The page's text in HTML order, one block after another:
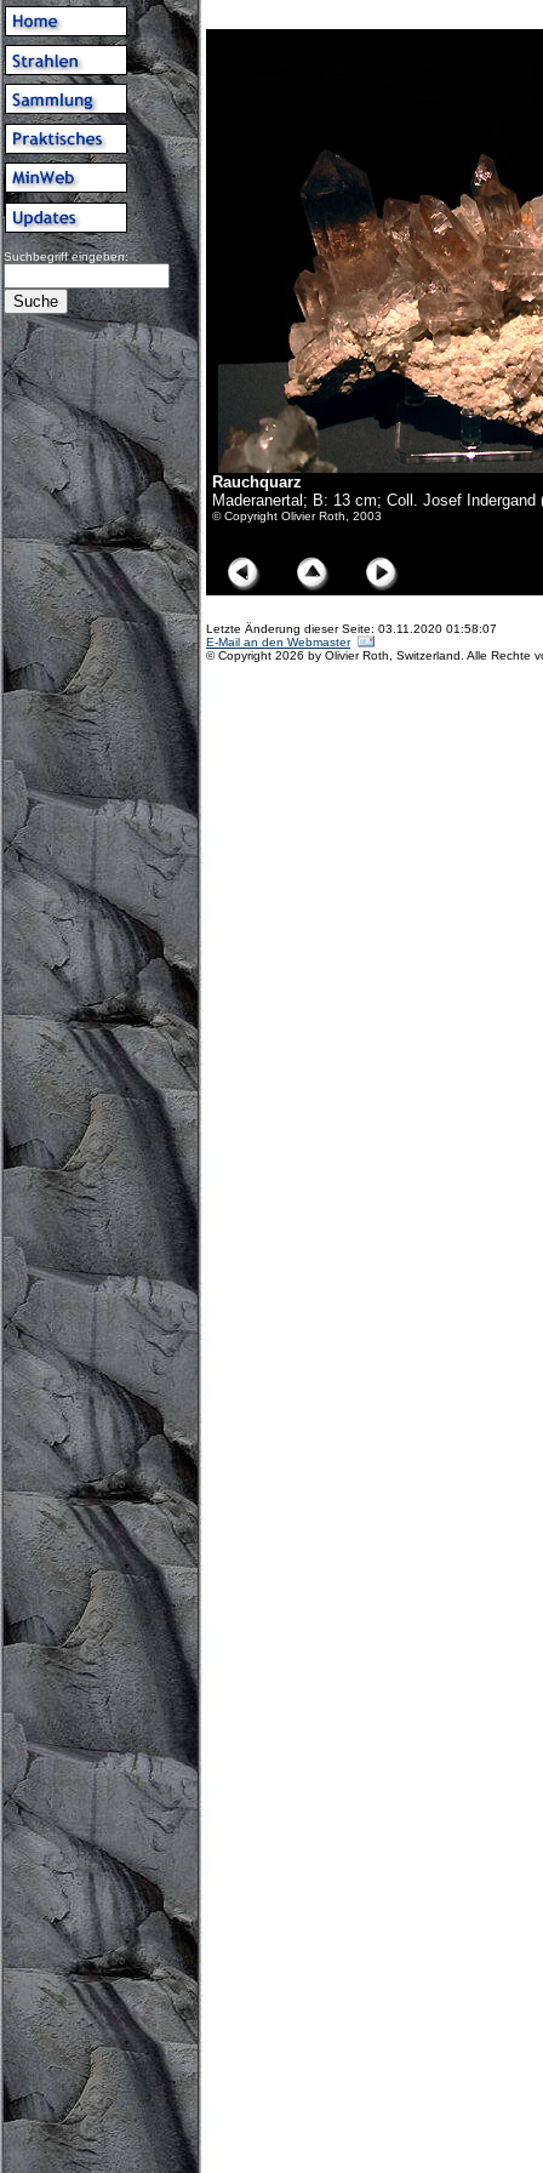
Suchbegriff eingeben:
Rauchquarz
Maderanertal; B: 13 cm; Coll. Josef Indergand
© Copyright Olivier Roth, 2003
Letzte Änderung dieser Seite: 03.11.2020 01:58:07
E-Mail an den Webmaster
© Copyright 2026 by Olivier Roth, Switzerland. Alle Rechte